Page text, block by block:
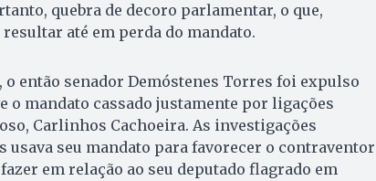
quebra de decoro parlamentar, o que,
até em perda do mandato.
o então senador Demóstenes Torres foi expulso
o mandato cassado justamente por ligações
Carlinhos Cachoeira. As investigações
usava seu mandato para favorecer o contraventor
em relação ao seu deputado flagrado em